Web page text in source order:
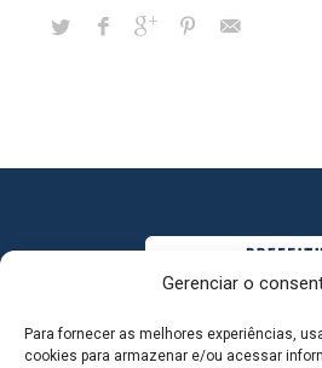
Gerenciar o
Para fornecer as melhores experiências,
cookies para armazenar e/ou acessar